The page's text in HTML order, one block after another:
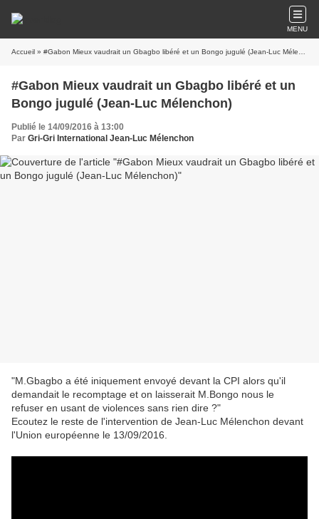
MENU
Accueil » #Gabon Mieux vaudrait un Gbagbo libéré et un Bongo jugulé (Jean-Luc Mélenchon)
#Gabon Mieux vaudrait un Gbagbo libéré et un
Bongo jugulé (Jean-Luc Mélenchon)
Publié le 14/09/2016 à 13:00
Par Gri-Gri International Jean-Luc Mélenchon
"M.Gbagbo a été iniquement envoyé devant la CPI alors qu'il
demandait le recomptage et on laisserait M.Bongo nous le
refuser en usant de violences sans rien dire ?"
Ecoutez le reste de l'intervention de Jean-Luc Mélenchon devant
l'Union européenne le 13/09/2016.